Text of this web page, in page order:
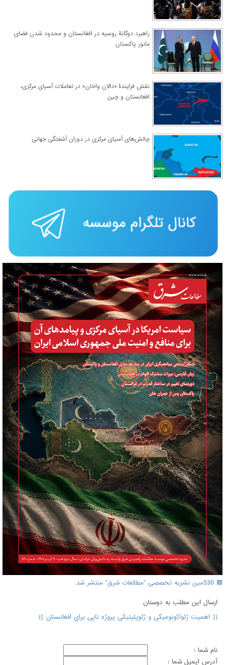
راهبرد دوگانۀ روسیه در افغانستان و محدود شدن فضای
مانور پاکستان
نقش فزایندۀ «دالان واخان» در تعاملات آسیای مرکزی،
افغانستان و چین
چالش‌های آسیای مرکزی در دوران آشفتگی جهانی
🟥 530مین نشریه تخصصی "مطالعات شرق" منتشر شد.
ارسال اين مطلب به دوستان
(( اهمیت ژئواکونومیکی و ژئوپلیتیکی پروژه تاپی برای افغانستان ))
نام شما :
آدرس ايميل شما :